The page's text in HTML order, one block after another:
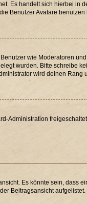
Es handelt sich hierbei in
Benutzer Avatare benutzen
wie Moderatoren und
wurden. Bitte schreibe
wird deinen Rang
Administration
Es könnte sein, dass
Beitragsansicht aufgelistet.